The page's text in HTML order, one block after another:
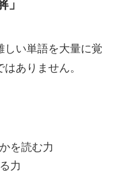
しい単語を大量に覚
ありません。
を読む力
力